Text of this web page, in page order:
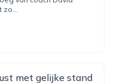
zo...
met gelijke stand